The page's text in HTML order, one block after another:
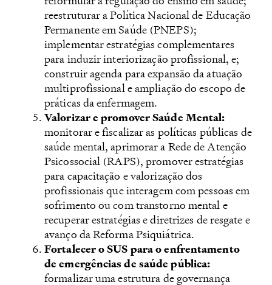
reestruturar a Política Nacional de Educação
Permanente em Saúde (PNEPS);
implementar estratégias complementares
para induzir interiorização profissional, e;
construir agenda para expansão da atuação
multiprofissional e ampliação do escopo de
práticas da enfermagem.
Valorizar e promover Saúde Mental:
monitorar e fiscalizar as políticas públicas de
saúde mental, aprimorar a Rede de Atenção
Psicossocial (RAPS), promover estratégias
para capacitação e valorização dos
profissionais que interagem com pessoas em
sofrimento ou com transtorno mental e
recuperar estratégias e diretrizes de resgate e
avanço da Reforma Psiquiátrica.
Fortalecer o SUS para o enfrentamento
de emergências de saúde pública:
formalizar uma estrutura de governança